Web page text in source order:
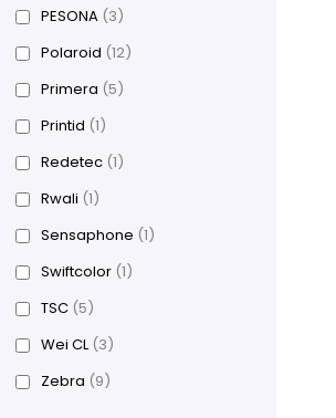
PESONA (3)
Polaroid (12)
Primera (5)
Printid (1)
Redetec (1)
Rwali (1)
Sensaphone (1)
Swiftcolor (1)
TSC (5)
Wei CL (3)
Zebra (9)